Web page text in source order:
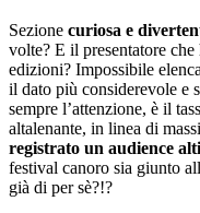
Sezione curiosa e
volte? E il presentatore
edizioni? Impossibile
il dato più considerevole e
sempre l’attenzione, è il
altalenante, in linea di
registrato un audience
festival canoro sia giunto
già di per sè?!?